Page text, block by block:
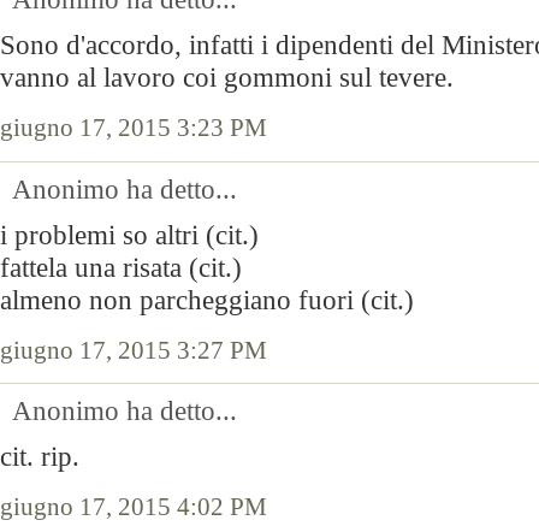
Sono d'accordo, infatti i dipendenti del
vanno al lavoro coi gommoni sul tevere.
giugno 17, 2015 3:23 PM
Anonimo ha detto...
i problemi so altri (cit.)
fattela una risata (cit.)
almeno non parcheggiano fuori (cit.)
giugno 17, 2015 3:27 PM
Anonimo ha detto...
cit. rip.
giugno 17, 2015 4:02 PM